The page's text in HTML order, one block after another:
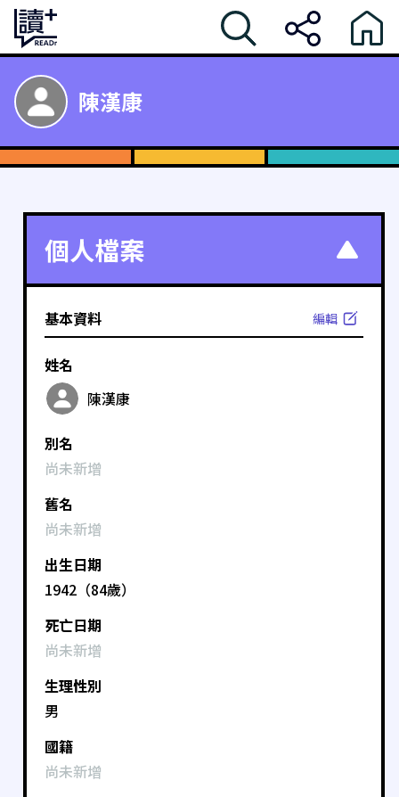
陳漢康
個人檔案
基本資料 編輯
姓名
陳漢康
別名
尚未新增
舊名
尚未新增
出生日期
1942（84歲）
死亡日期
尚未新增
生理性別
男
國籍
尚未新增